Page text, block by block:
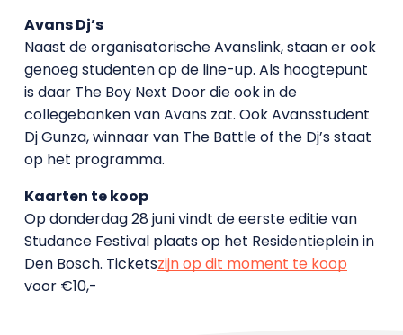
Avans Dj’s
Naast de organisatorische Avanslink, staan er ook
genoeg studenten op de line-up. Als hoogtepunt
is daar The Boy Next Door die ook in de
collegebanken van Avans zat. Ook Avansstudent
Dj Gunza, winnaar van The Battle of the Dj’s staat
op het programma.
Kaarten te koop
Op donderdag 28 juni vindt de eerste editie van
Studance Festival plaats op het Residentieplein in
Den Bosch. Ticketszijn op dit moment te koop
voor €10,-